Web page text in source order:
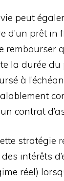
vie peut
d’un prêt in
rembourser
la durée du
à
contrat
stratégie
intérêts
réel)